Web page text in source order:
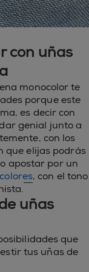
con uñas
monocolor te
porque este
es decir con
genial junto a
con los
que elijas podrás
apostar por un
, con el tono
uñas
que
tus uñas de